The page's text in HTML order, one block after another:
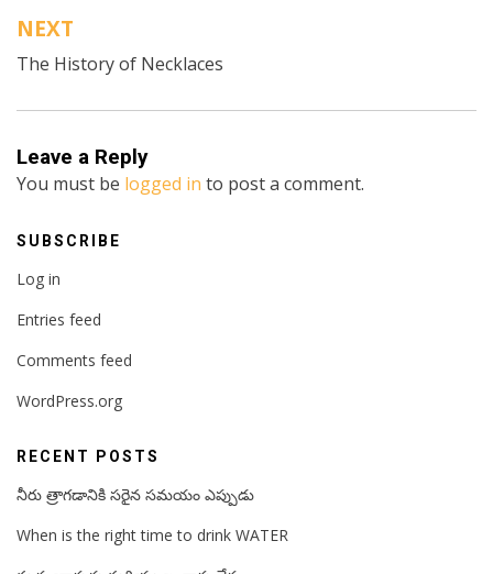
NEXT
The History of Necklaces
Leave a Reply
You must be logged in to post a comment.
SUBSCRIBE
Log in
Entries feed
Comments feed
WordPress.org
RECENT POSTS
నీరు త్రాగడానికి సరైన సమయం ఎప్పుడు
When is the right time to drink WATER